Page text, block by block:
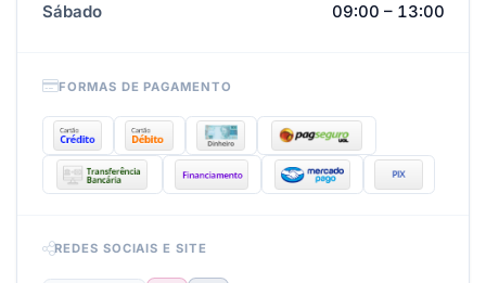
Sábado
09:00 – 13:00
FORMAS DE PAGAMENTO
REDES SOCIAIS E SITE